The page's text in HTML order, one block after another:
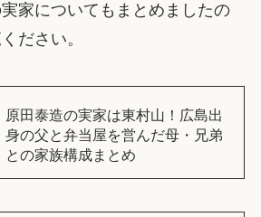
家についてもまとめましたの
ださい。
原田泰造の実家は東村山！広島出
身の父と弁当屋を営んだ母・兄弟
との家族構成まとめ